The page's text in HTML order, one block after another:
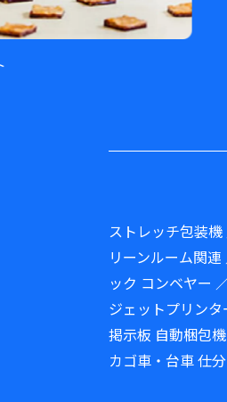
ストレッチ包装
リーンルーム関
ック コンベヤー
ジェットプリン
掲示板 自動梱包
カゴ車・台車 仕